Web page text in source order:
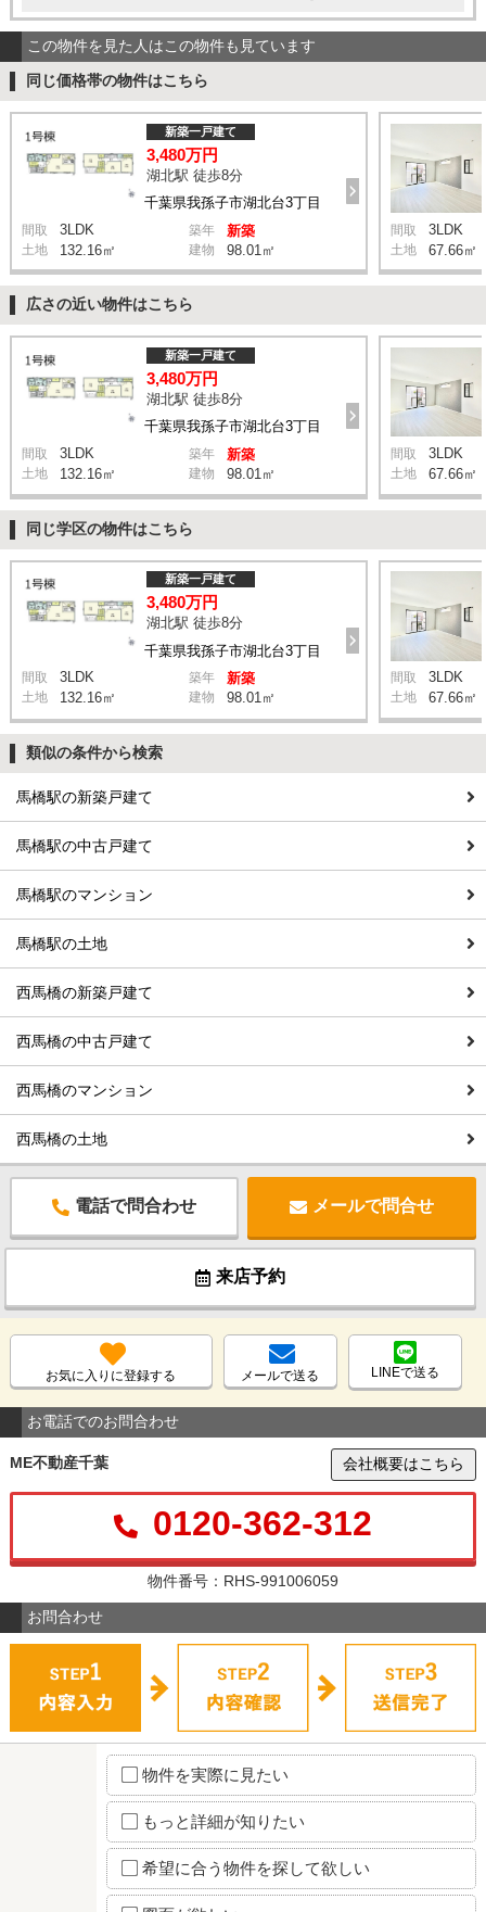
この物件を見た人はこの物件も見ています
同じ価格帯の物件はこちら
千葉県我孫子市湖北台3丁目
新築一戸建て
3,480万円
湖北駅 徒歩8分
間取 3LDK 築年 新築
土地 132.16㎡ 建物 98.01㎡
間取 3LDK
土地 67.66㎡
広さの近い物件はこちら
千葉県我孫子市湖北台3丁目
新築一戸建て
3,480万円
湖北駅 徒歩8分
間取 3LDK 築年 新築
土地 132.16㎡ 建物 98.01㎡
間取 3LDK
土地 67.66㎡
同じ学区の物件はこちら
千葉県我孫子市湖北台3丁目
新築一戸建て
3,480万円
湖北駅 徒歩8分
間取 3LDK 築年 新築
土地 132.16㎡ 建物 98.01㎡
間取 3LDK
土地 67.66㎡
類似の条件から検索
馬橋駅の新築戸建て
馬橋駅の中古戸建て
馬橋駅のマンション
馬橋駅の土地
西馬橋の新築戸建て
西馬橋の中古戸建て
西馬橋のマンション
西馬橋の土地
電話で問合わせ メールで問合せ
来店予約
お気に入りに登録する メールで送る LINEで送る
お電話でのお問合わせ
ME不動産千葉 会社概要はこちら
0120-362-312
物件番号：RHS-991006059
お問合わせ
物件を実際に見たい
もっと詳細が知りたい
希望に合う物件を探して欲しい